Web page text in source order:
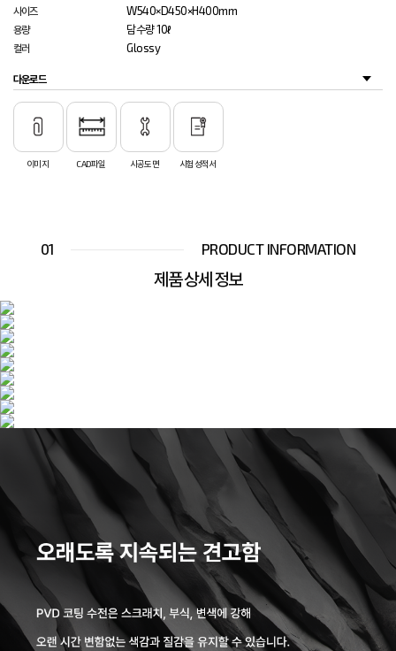
사이즈 W540×D450×H400mm
용량 담수량 10ℓ
컬러 Glossy
다운로드
이미지 CAD파일 시공도면 시험성적서
01 PRODUCT INFORMATION
제품 상세 정보